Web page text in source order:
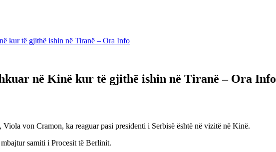
kur të gjithë ishin në Tiranë – Ora Info
në Kinë kur të gjithë ishin në Tiranë – Ora Info
von Cramon, ka reaguar pasi presidenti i Serbisë është në vizitë në Kinë.
samiti i Procesit të Berlinit.